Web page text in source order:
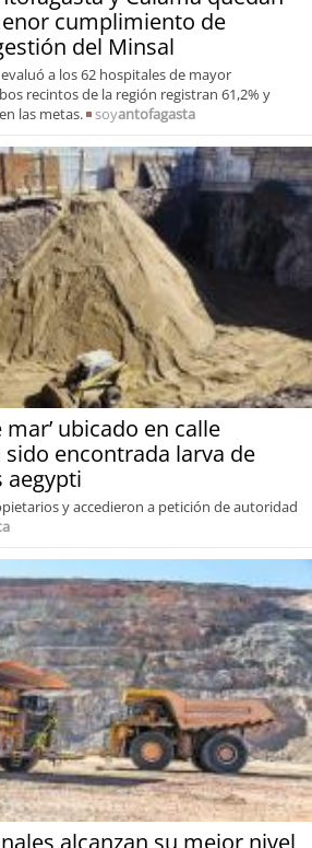
cumplimiento de
del Minsal
a los 62 hospitales de mayor
recintos de la región registran 61,2% y
las metas.
soyantofagasta
mar’ ubicado en calle
sido encontrada larva de
aegypti
y accedieron a petición de autoridad